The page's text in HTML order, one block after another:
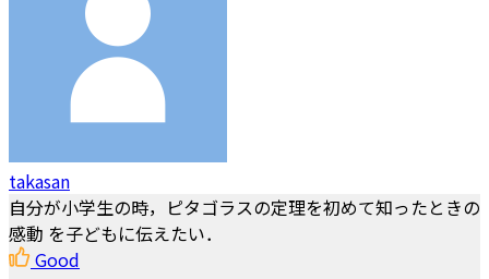
takasan
自分が小学生の時，ピタゴラスの定理を初めて知ったときの
感動 を子どもに伝えたい．
Good